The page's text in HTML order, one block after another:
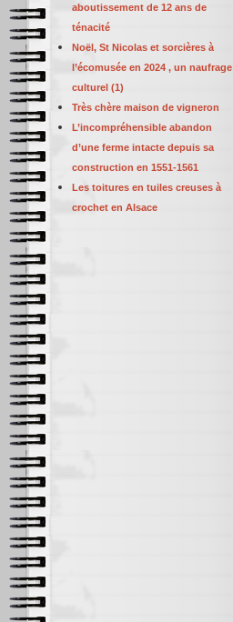
aboutissement de 12 ans de
ténacité
Noël, St Nicolas et sorcières à
l’écomusée en 2024 , un naufrage
culturel (1)
Très chère maison de vigneron
L’incompréhensible abandon
d’une ferme intacte depuis sa
construction en 1551-1561
Les toitures en tuiles creuses à
crochet en Alsace